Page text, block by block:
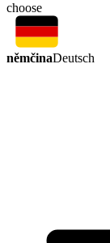
choose
němčinaDeutsch